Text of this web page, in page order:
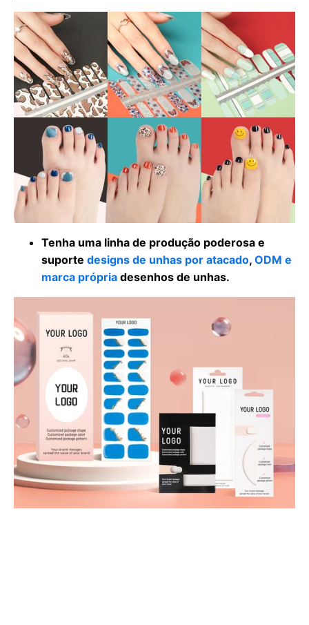
Tenha uma linha de produção poderosa e
suporte designs de unhas por atacado, ODM e
marca própria desenhos de unhas.